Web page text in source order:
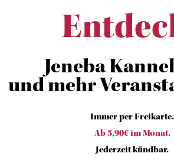
Jeneba
und mehr
Immer per Freikarte.
Ab 5,90€ im Monat.
Jederzeit kündbar.